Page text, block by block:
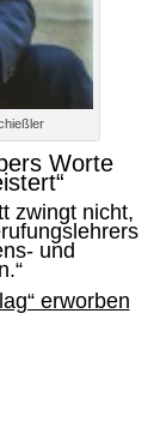
Worte
zwingt nicht,
und
erworben